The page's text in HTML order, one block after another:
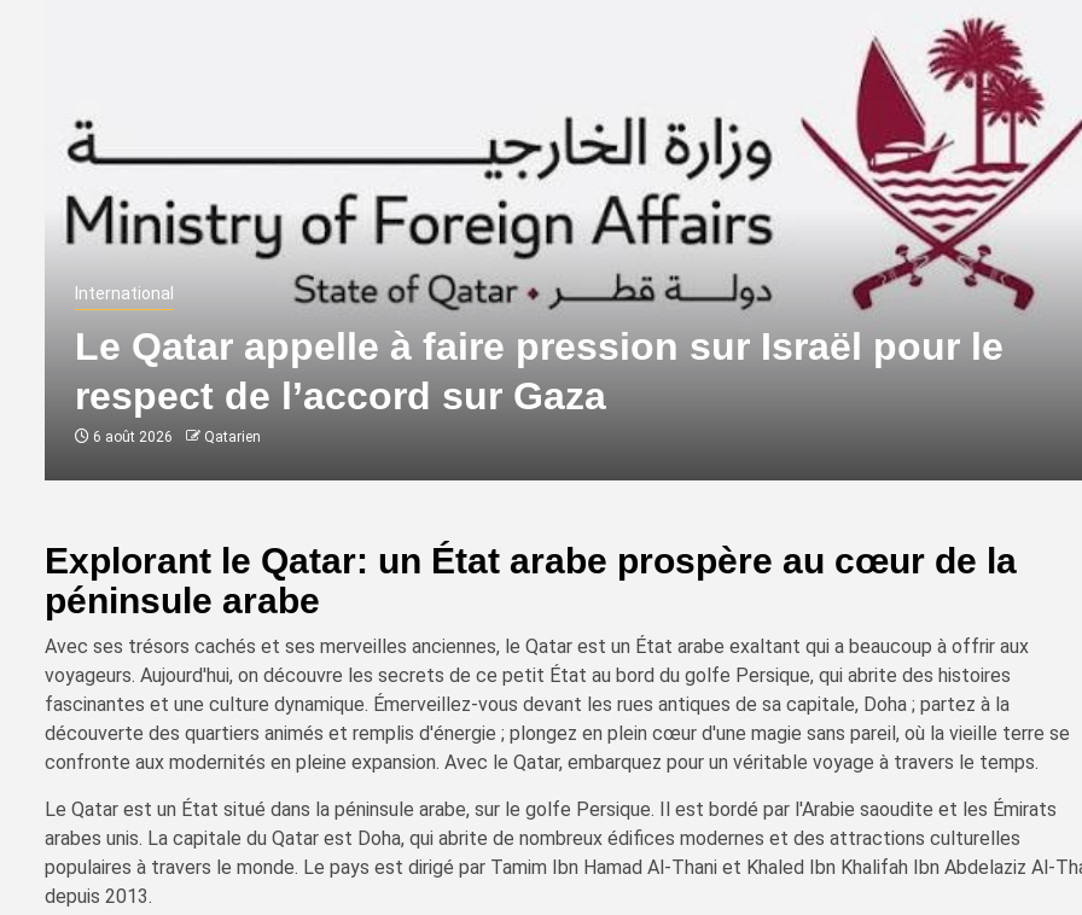
International
Le Qatar appelle à faire pression sur Israël pour le
respect de l’accord sur Gaza
6 août 2026 Qatarien
Explorant le Qatar: un État arabe prospère au cœur de la
péninsule arabe
Avec ses trésors cachés et ses merveilles anciennes, le Qatar est un État arabe exaltant qui a beaucoup à offrir aux
voyageurs. Aujourd'hui, on découvre les secrets de ce petit État au bord du golfe Persique, qui abrite des histoires
fascinantes et une culture dynamique. Émerveillez-vous devant les rues antiques de sa capitale, Doha ; partez à la
découverte des quartiers animés et remplis d'énergie ; plongez en plein cœur d'une magie sans pareil, où la vieille terre se
confronte aux modernités en pleine expansion. Avec le Qatar, embarquez pour un véritable voyage à travers le temps.
Le Qatar est un État situé dans la péninsule arabe, sur le golfe Persique. Il est bordé par l'Arabie saoudite et les Émirats
arabes unis. La capitale du Qatar est Doha, qui abrite de nombreux édifices modernes et des attractions culturelles
populaires à travers le monde. Le pays est dirigé par Tamim Ibn Hamad Al-Thani et Khaled Ibn Khalifah Ibn Abdelaziz Al-
depuis 2013.